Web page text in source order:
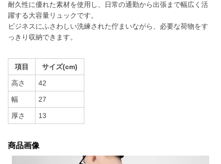
耐久性に優れた素材を使用し、日常の通勤から出張まで幅広く活
躍する大容量リュックです。
ビジネスにふさわしい洗練された佇まいながら、必要な荷物をす
っきり収納できます。
項目 サイズ(cm)
高さ 42
幅 27
厚さ 13
商品画像